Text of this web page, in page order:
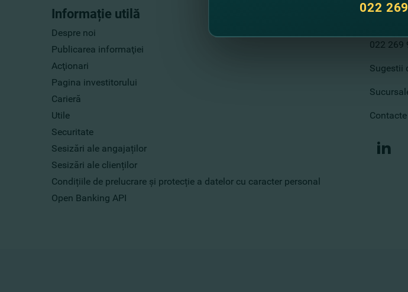
The Wolfsberg Group Anti-Money
Laundering Questionnaire
Informaţia cu privire la externalizarea
activităţilor/operaţiunilor
tranzacţiile băncii cu persoanele sale
afiliate
Politica FinComBank de combatere a
fraudei şi corupţiei
Politica de repartizare a capitalului
Informație utilă
Despre noi
Publicarea informaţiei
Acţionari
Pagina investitorului
Carieră
Utile
Securitate
Sesizări ale angajaților
Sesizări ale clienților
Condițiile de prelucrare și protecție a datelor cu caracter personal
Open Banking API
022 269
Sugestii
Contacte
022